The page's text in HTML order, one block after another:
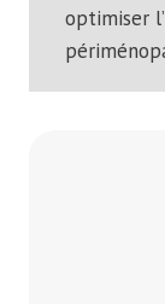
optimiser